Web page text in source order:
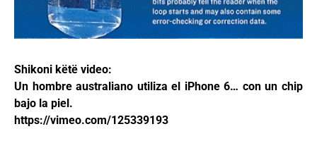
Shikoni këtë video:
Un hombre australiano utiliza el iPhone 6… con un chip
bajo la piel.
https://vimeo.com/125339193